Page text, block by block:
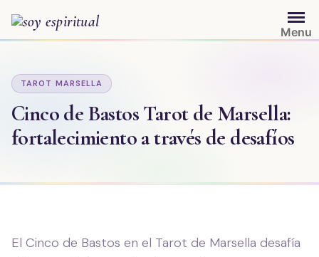
contenido
Menu
TAROT MARSELLA
Cinco de Bastos Tarot de Marsella:
fortalecimiento a través de desafíos
El Cinco de Bastos en el Tarot de Marsella desafía